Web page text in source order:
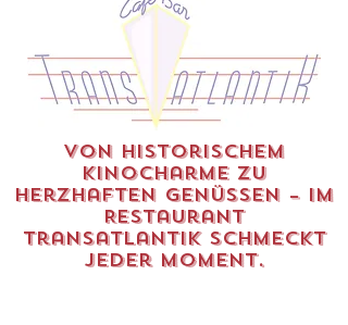
Von historischem
Kinocharme zu
herzhaften Genüssen – im
Restaurant
Transatlantik schmeckt
jeder Moment.